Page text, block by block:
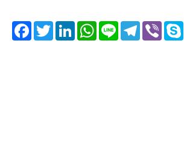
TwitterLinkedIn
WhatsApp Line
Telegram ViberSkype